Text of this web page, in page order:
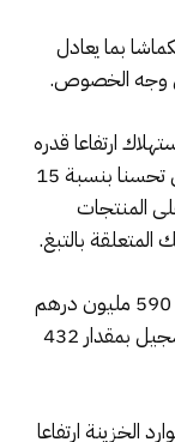
بما يعادل
ارتفاعا قدره
211 مليون درهم (زائد 4,3 في المائة)، يشمل تحسنا بنسبة 15
المنتجات
وبالمثل، تنامت رسوم التسجيل والتنبر بقيمة 590 مليون درهم
(زائد 11,1 في المائة)، نتيجة ارتفاع رسوم التسجيل بمقدار 432
ارتفاعا